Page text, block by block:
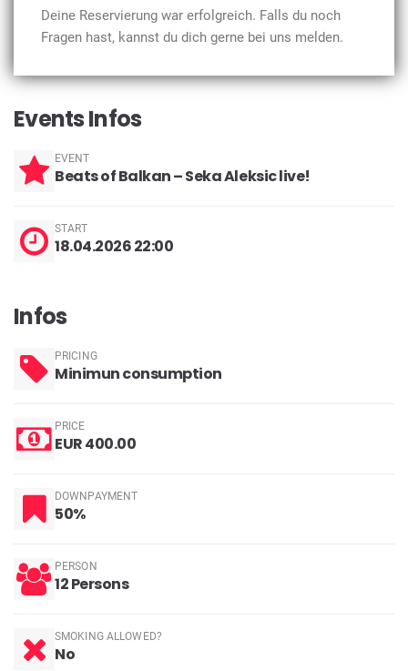
Deine Reservierung war erfolgreich. Falls du noch
Fragen hast, kannst du dich gerne bei uns melden.
Events Infos
EVENT
Beats of Balkan – Seka Aleksic live!
START
18.04.2026 22:00
Infos
PRICING
Minimun consumption
PRICE
EUR 400.00
DOWNPAYMENT
50%
PERSON
12 Persons
SMOKING ALLOWED?
No